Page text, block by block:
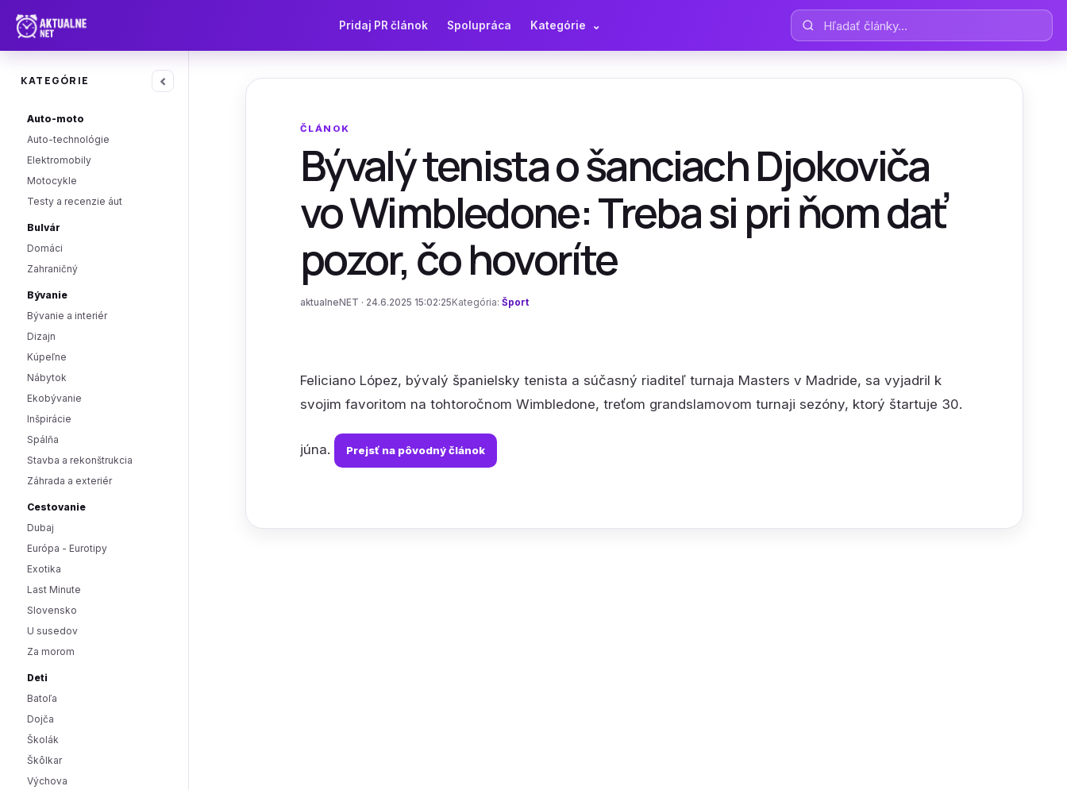
Pridaj PR článok Spolupráca Kategórie ⌄ Hľadať články
KATEGÓRIE ‹
Auto-moto
Auto-technológie
Elektromobily
Motocykle
Testy a recenzie áut
Bulvár
Domáci
Zahraničný
Bývanie
Bývanie a interiér
Dizajn
Kúpeľne
Nábytok
Ekobývanie
Inšpirácie
Spálňa
Stavba a rekonštrukcia
Záhrada a exteriér
Cestovanie
Dubaj
Európa - Eurotipy
Exotika
Last Minute
Slovensko
U susedov
Za morom
Deti
Batoľa
Dojča
Školák
Škôlkar
Výchova
ČLÁNOK
Bývalý tenista o šanciach Djokoviča
vo Wimbledone: Treba si pri ňom dať
pozor, čo hovoríte
aktualneNET · 24.6.2025 15:02:25 Kategória: Šport
Feliciano López, bývalý španielsky tenista a súčasný riaditeľ turnaja Masters v Madride, sa vyjadril k
svojim favoritom na tohtoročnom Wimbledone, treťom grandslamovom turnaji sezóny, ktorý štartuje 30.
júna. Prejsť na pôvodný článok